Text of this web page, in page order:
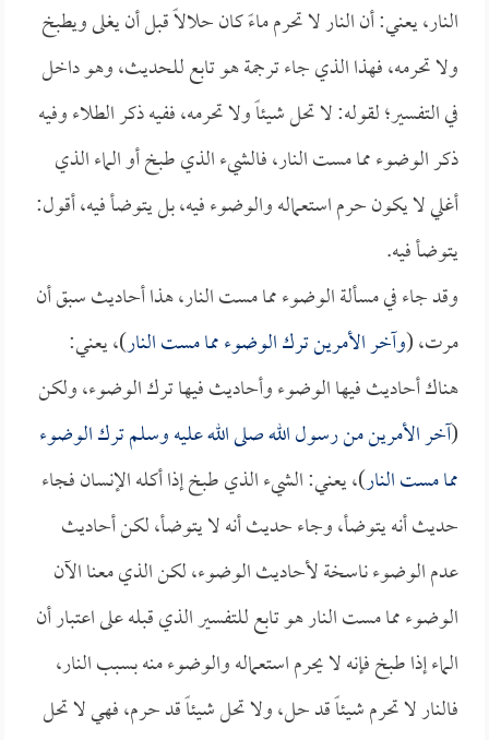
النار، يعني: أن النار لا تحرم ماءً كان حلالاً قبل أن يغلى ويطبخ
ولا تحرمه، فهذا الذي جاء ترجمة هو تابع للحديث، وهو داخل
في التفسير؛ لقوله: لا تحل شيئاً ولا تحرمه، ففيه ذكر الطلاء وفيه
ذكر الوضوء مما مست النار، فالشيء الذي طبخ أو الماء الذي
أغلي لا يكون حرم استعماله والوضوء فيه، بل يتوضأ فيه، أقول:
يتوضأ فيه.
وقد جاء في مسألة الوضوء مما مست النار، هذا أحاديث سبق أن
مرت، (وآخر الأمرين ترك الوضوء مما مست النار)، يعني:
هناك أحاديث فيها الوضوء وأحاديث فيها ترك الوضوء، ولكن
(آخر الأمرين من رسول الله صلى الله عليه وسلم ترك الوضوء
مما مست النار)، يعني: الشيء الذي طبخ إذا أكله الإنسان فجاء
حديث أنه يتوضأ، وجاء حديث أنه لا يتوضأ، لكن أحاديث
عدم الوضوء ناسخة لأحاديث الوضوء، لكن الذي معنا الآن
الوضوء مما مست النار هو تابع للتفسير الذي قبله على اعتبار أن
الماء إذا طبخ فإنه لا يحرم استعماله والوضوء منه بسبب النار،
فالنار لا تحرم شيئاً قد حل، ولا تحل شيئاً قد حرم، فهي لا تحل